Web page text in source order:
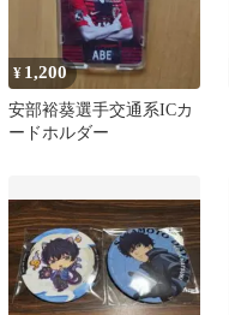
¥ 1,200
安部裕葵選手交通系ICカ
ードホルダー